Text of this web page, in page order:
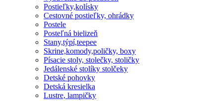
Postieľky,kolísky
Cestovné postieľky, ohrádky
Postele
Posteľná bielizeň
Stany,týpí,teepee
Skrine,komody,poličky, boxy
Písacie stoly, stolečky, stoličky
Jedálenské stolíky stolčeky
Detské pohovky
Detská kresielka
Lustre, lampičky